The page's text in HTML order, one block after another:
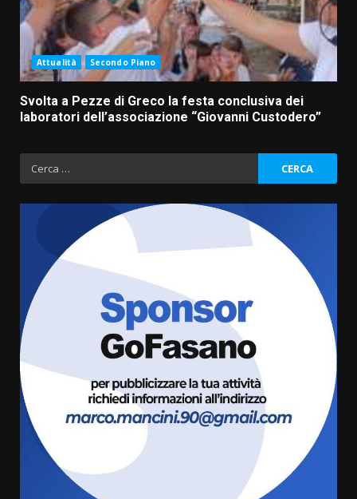
Attualità Secondo Piano
Svolta a Pezze di Greco la festa conclusiva dei
laboratori dell’associazione “Giovanni Custodero”
Ricerca
per:
La Banda Città di Fasano apre
ufficialmente la Festa di
8 Agosto 2026 11:00
Savelletri in festa, domani sera
grande spettacolo con Uccio De
Santis